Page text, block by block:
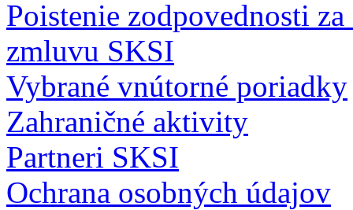
Poistenie zodpovednosti
zmluvu SKSI
Vybrané vnútorné poriadky
Zahraničné aktivity
Partneri SKSI
Ochrana osobných údajov